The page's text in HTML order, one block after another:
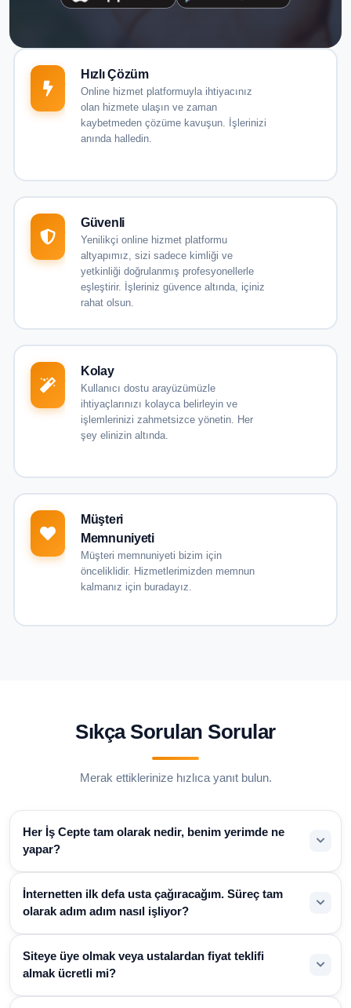
Hızlı Çözüm
Online hizmet platformuyla ihtiyacınız
olan hizmete ulaşın ve zaman
kaybetmeden çözüme kavuşun. İşlerinizi
anında halledin.
Güvenli
Yenilikçi online hizmet platformu
altyapımız, sizi sadece kimliği ve
yetkinliği doğrulanmış profesyonellerle
eşleştirir. İşleriniz güvence altında, içiniz
rahat olsun.
Kolay
Kullanıcı dostu arayüzümüzle
ihtiyaçlarınızı kolayca belirleyin ve
işlemlerinizi zahmetsizce yönetin. Her
şey elinizin altında.
Müşteri
Memnuniyeti
Müşteri memnuniyeti bizim için
önceliklidir. Hizmetlerimizden memnun
kalmanız için buradayız.
Sıkça Sorulan Sorular
Merak ettiklerinize hızlıca yanıt bulun.
Her İş Cepte tam olarak nedir, benim yerimde ne
yapar?
İnternetten ilk defa usta çağıracağım. Süreç tam
olarak adım adım nasıl işliyor?
Siteye üye olmak veya ustalardan fiyat teklifi
almak ücretli mi?